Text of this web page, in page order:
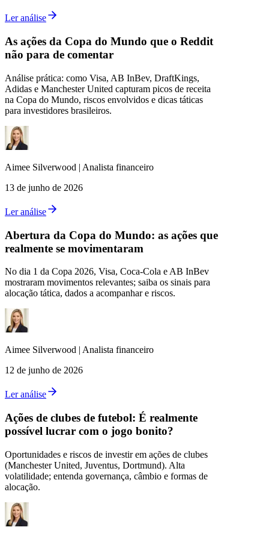
Ler análise
As ações da Copa do Mundo que o Reddit
não para de comentar
Análise prática: como Visa, AB InBev, DraftKings,
Adidas e Manchester United capturam picos de receita
na Copa do Mundo, riscos envolvidos e dicas táticas
para investidores brasileiros.
Aimee Silverwood | Analista financeiro
13 de junho de 2026
Ler análise
Abertura da Copa do Mundo: as ações que
realmente se movimentaram
No dia 1 da Copa 2026, Visa, Coca‑Cola e AB InBev
mostraram movimentos relevantes; saiba os sinais para
alocação tática, dados a acompanhar e riscos.
Aimee Silverwood | Analista financeiro
12 de junho de 2026
Ler análise
Ações de clubes de futebol: É realmente
possível lucrar com o jogo bonito?
Oportunidades e riscos de investir em ações de clubes
(Manchester United, Juventus, Dortmund). Alta
volatilidade; entenda governança, câmbio e formas de
alocação.